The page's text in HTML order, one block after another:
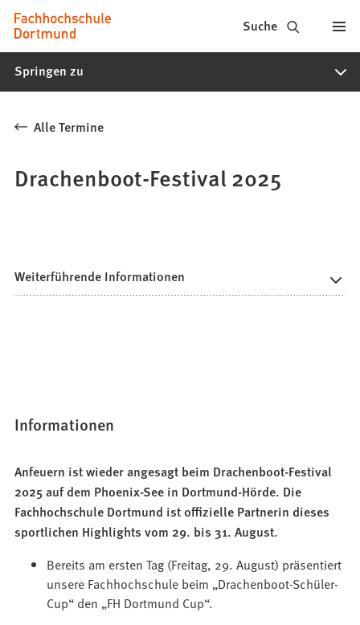
Inhalt anspringen
Fachhochschule
Dortmund
-
Studiengänge,
Bewerbung
Suche
Springen zu
Alle Termine
Drachenboot-Festival 2025
Weiterführende Informationen
Informationen
Anfeuern ist wieder angesagt beim Drachenboot-Festival
2025 auf dem Phoenix-See in Dortmund-Hörde. Die
Fachhochschule Dortmund ist offizielle Partnerin dieses
sportlichen Highlights vom 29. bis 31. August.
Bereits am ersten Tag (Freitag, 29. August) präsentiert
unsere Fachhochschule beim „Drachenboot-Schüler-
Cup“ den „FH Dortmund Cup“.